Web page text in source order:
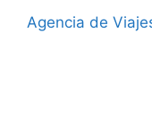
Agencia de